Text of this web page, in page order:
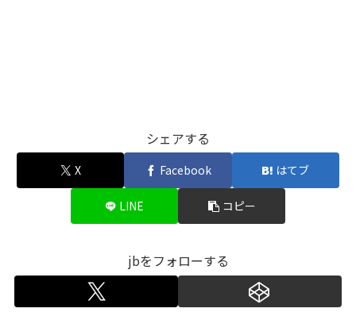
シェアする
X Facebook はてブ
LINE コピー
jbをフォローする